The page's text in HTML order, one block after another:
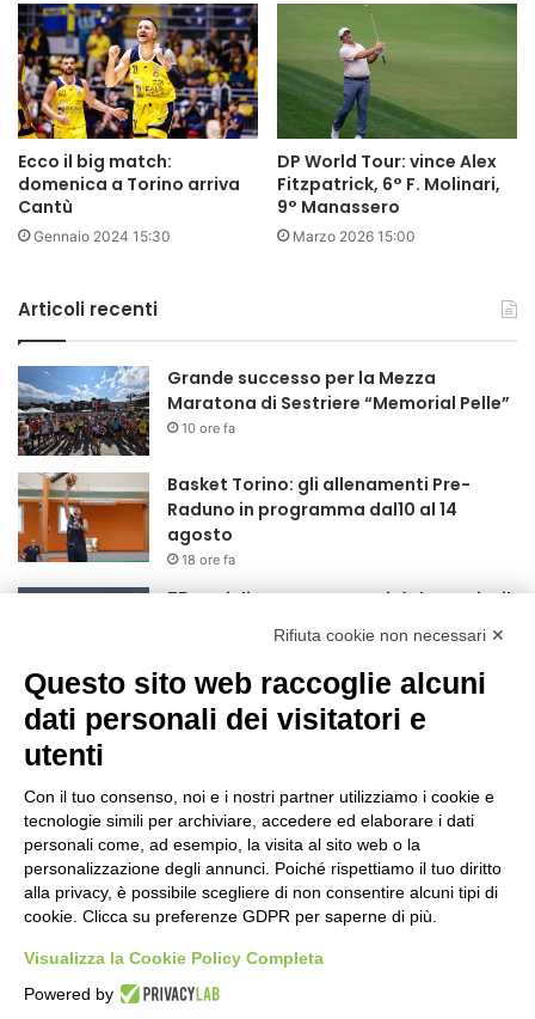
Ecco il big match:
domenica a Torino arriva
Cantù
Gennaio 2024 15:30
DP World Tour: vince Alex
Fitzpatrick, 6° F. Molinari,
9° Manassero
Marzo 2026 15:00
Articoli recenti
Grande successo per la Mezza
Maratona di Sestriere “Memorial Pelle”
10 ore fa
Basket Torino: gli allenamenti Pre-
Raduno in programma dal10 al 14
agosto
18 ore fa
75 anni di INFN. La comunità, la storia, il
futuro della ricerca in fisica
fondamentale in Italia
18 ore fa
Stop alla linea Torino-Bardonecchia
Grande partecipazione alla Festa della
Madonna della Neve al Rifugio Ciao
Pais
1 giorno fa
nuovo Chief Creative Officer
2 giorni fa
Rifiuta cookie non necessari ✕
Questo sito web raccoglie alcuni
dati personali dei visitatori e
utenti
Con il tuo consenso, noi e i nostri partner utilizziamo i cookie e
tecnologie simili per archiviare, accedere ed elaborare i dati
personali come, ad esempio, la visita al sito web o la
personalizzazione degli annunci. Poiché rispettiamo il tuo diritto
alla privacy, è possibile scegliere di non consentire alcuni tipi di
cookie. Clicca su preferenze GDPR per saperne di più.
Visualizza la Cookie Policy Completa
Powered by